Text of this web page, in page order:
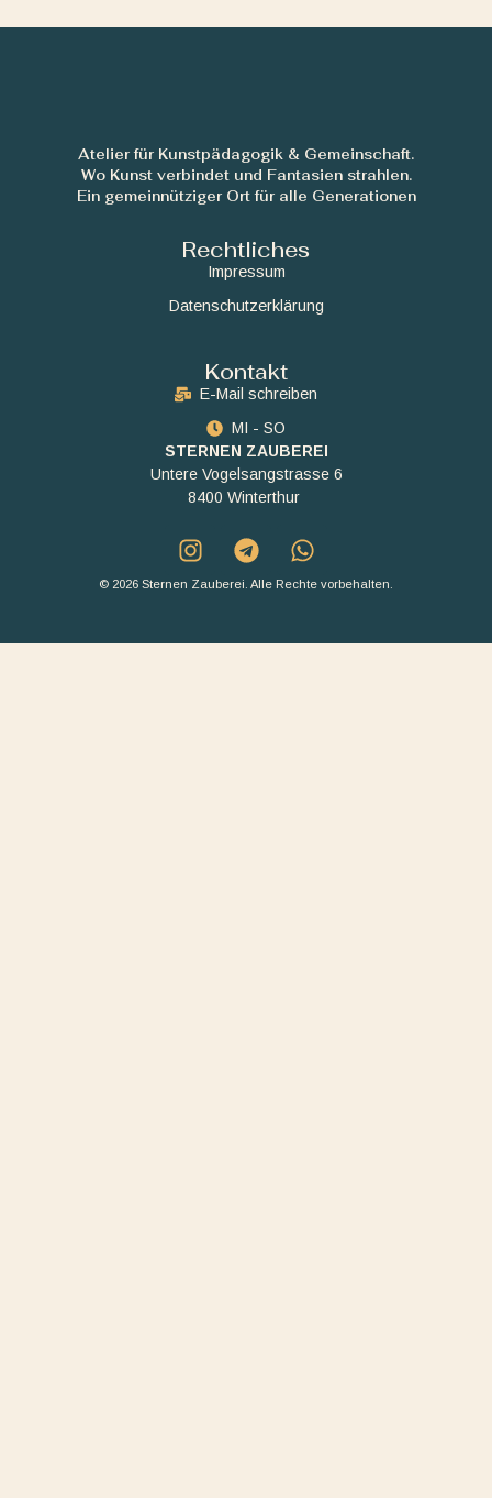
Atelier für Kunstpädagogik & Gemeinschaft.
Wo Kunst verbindet und Fantasien strahlen.
Ein gemeinnütziger Ort für alle Generationen
Rechtliches
Impressum
Datenschutzerklärung
Kontakt
E-Mail schreiben
MI - SO
STERNEN ZAUBEREI
Untere Vogelsangstrasse 6
8400 Winterthur
© 2026 Sternen Zauberei. Alle Rechte vorbehalten.